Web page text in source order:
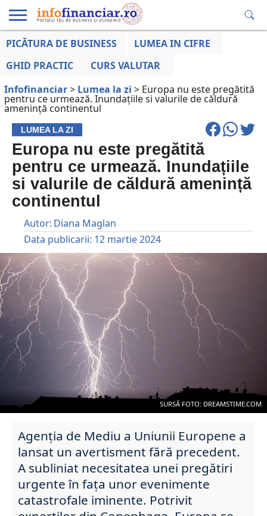
EDUCAȚIE
LA ZI
AFACERILOR
PICĂTURA DE BUSINESS
LUMEA IN CIFRE
GHID PRACTIC
CURS VALUTAR
Infofinanciar> Lumea la zi > Europa nu este pregătită
pentru ce urmează. Inundațiile si valurile de căldură
amenință continentul
LUMEA LA ZI
Europa nu este pregătită
pentru ce urmează. Inundațiile
si valurile de căldură amenință
continentul
Autor: Diana Maglan
Data publicarii: 12 martie 2024
SURSĂ FOTO: DREAMSTIME.COM
Agenția de Mediu a Uniunii Europene a
lansat un avertisment fără precedent.
A subliniat necesitatea unei pregătiri
urgente în fața unor evenimente
catastrofale iminente. Potrivit